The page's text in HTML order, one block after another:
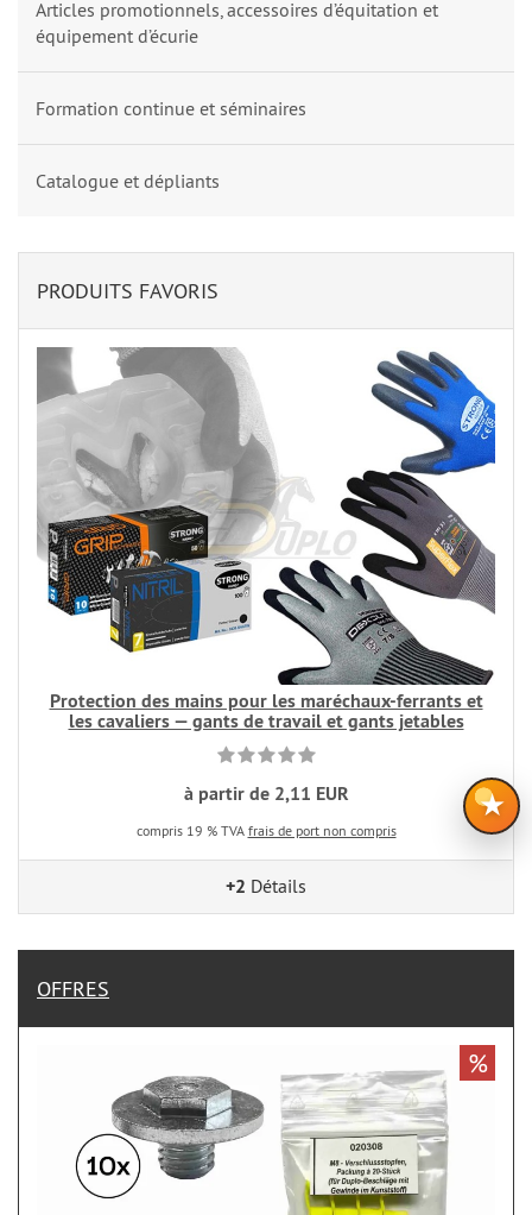
Articles promotionnels, accessoires d’équitation et
équipement d’écurie
Formation continue et séminaires
Catalogue et dépliants
PRODUITS FAVORIS
Protection des mains pour les maréchaux-ferrants et
les cavaliers — gants de travail et gants jetables
à partir de 2,11 EUR
compris 19 % TVA frais de port non compris
+2 Détails
OFFRES
%
★